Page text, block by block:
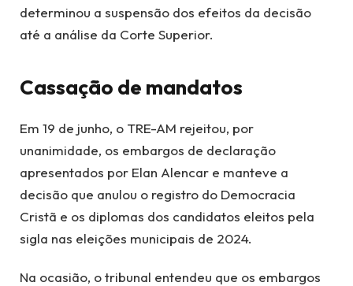
determinou a suspensão dos efeitos da decisão
até a análise da Corte Superior.
Cassação de mandatos
Em 19 de junho, o TRE-AM rejeitou, por
unanimidade, os embargos de declaração
apresentados por Elan Alencar e manteve a
decisão que anulou o registro do Democracia
Cristã e os diplomas dos candidatos eleitos pela
sigla nas eleições municipais de 2024.
Na ocasião, o tribunal entendeu que os embargos